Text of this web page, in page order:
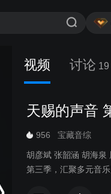
视频 讨论 19
天赐的声音
956 宝藏音综
胡彦斌 张韶涵 胡海泉
第三季，汇聚多元音